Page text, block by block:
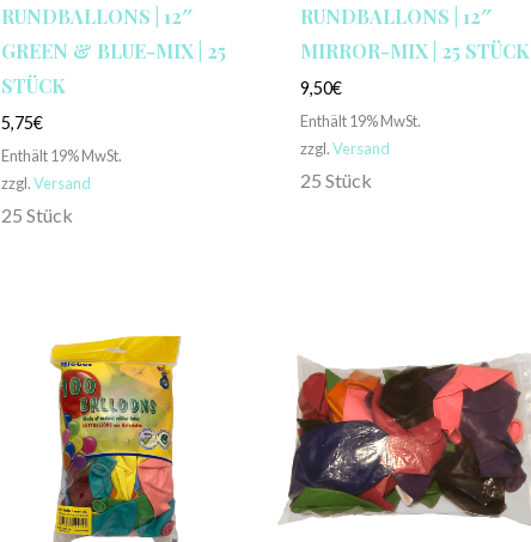
RUNDBALLONS | 12″
GREEN & BLUE-MIX | 25
STÜCK
5,75€
Enthält 19% MwSt.
zzgl.Versand
25 Stück
RUNDBALLONS | 12″
MIRROR-MIX | 25 STÜCK
9,50€
Enthält 19% MwSt.
zzgl.Versand
25 Stück